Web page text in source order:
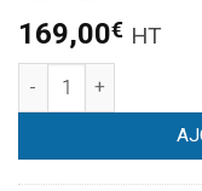
169,00€ HT
quantité de Fauteuil